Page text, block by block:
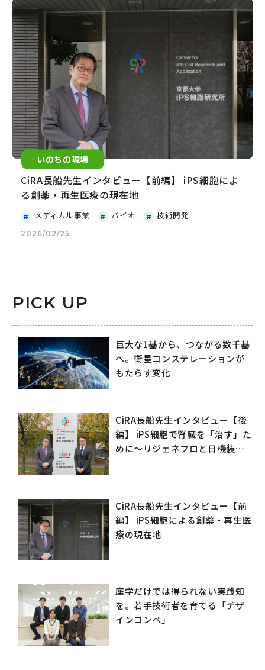
いのちの現場
CiRA長船先生インタビュー【前編】 iPS細胞によ
る創薬・再生医療の現在地
メディカル事業 バイオ 技術開発
2026/02/25
PICK UP
巨大な1基から、つながる数千基
へ。衛星コンステレーションが
もたらす変化
CiRA長船先生インタビュー【後
編】 iPS細胞で腎臓を「治す」た
めに～リジェネフロと日機装が
CiRA長船先生インタビュー【前
編】 iPS細胞による創薬・再生医
療の現在地
座学だけでは得られない実践知
を。若手技術者を育てる「デザ
インコンペ」